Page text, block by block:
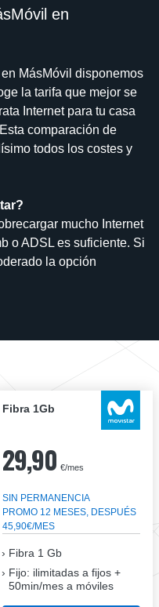
en
MásMóvil disponemos
la tarifa que mejor se
Internet para tu casa
comparación de
todos los costes y
mucho Internet
o ADSL es suficiente. Si
la opción
Fibra 1Gb
29,90 €/mes
SIN PERMANENCIA
PROMO 12 MESES, DESPUÉS
45,90€/MES
Fibra 1 Gb
Fijo: ilimitadas a fijos +
50min/mes a móviles